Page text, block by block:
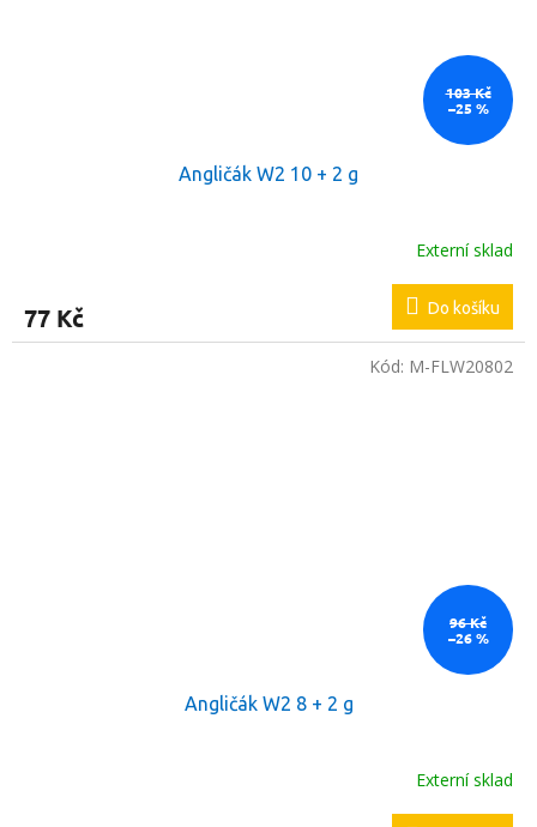
103 Kč
–25 %
Angličák W2 10 + 2 g
Externí sklad
77 Kč Do košíku
96 Kč
–26 %
Angličák W2 8 + 2 g
Externí sklad
Kód: M-FLW20802